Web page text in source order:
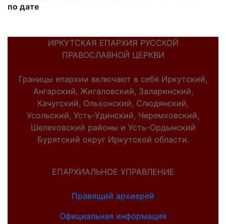
по дате
ИРКУТСКАЯ ЕПАРХИЯ РУССКОЙ
ПРАВОСЛАВНОЙ ЦЕРКВИ
Границы епархии включают в себя Иркутский,
Ангарский, Жигаловский, Заларинский,
Качугский, Ольхонский, Слюдянский,
Усольский, Усть-Удинский, Черемховский,
Шелеховский районы и Усть-Ордынский
Бурятский округ Иркутской области.
ЕПАРХИАЛЬНОЕ УПРАВЛЕНИЕ
Правящий архиерей
Официальная информация